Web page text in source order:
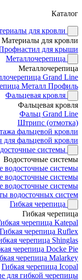
Каталог
для кровли
Материалы для кровли
для крыши
Металлочерепица
Металлочерепица
Grand Line
Металл Профиль
Фальцевая кровля
Фальцевая кровля
Фальц Grand Line
Штрипс (отмотка)
фальцевой кровли
фальцевой кровли
системы
Водосточные системы
водосточные системы
водосточные системы
водосточные системы
водосточных систем
Гибкая черепица
Гибкая черепица
черепица Katepal
Гибкая черепица Ruflex
черепица Shinglas
черепица Docke Pie
черепица Malarkey
Гибкая черепица Icopal
для гибкой черепицы